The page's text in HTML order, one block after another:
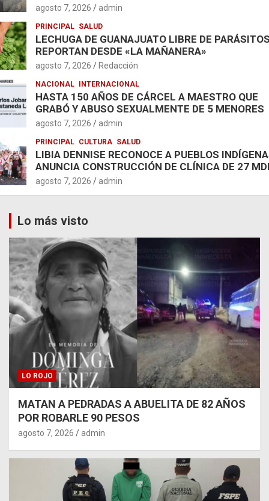
agosto 7, 2026 admin
PRINCIPAL SALUD
LECHUGA DE GUANAJUATO LIBRE DE
REPORTAN DESDE «LA MAÑANERA»
agosto 7, 2026 Redacción
NACIONAL INTERNACIONAL
HASTA 150 AÑOS DE CÁRCEL A MAESTRO QUE
GRABÓ Y ABUSO SEXUALMENTE DE 5 MENORES
agosto 7, 2026 admin
PRINCIPAL CULTURA SALUD
LIBIA DENNISE RECONOCE A PUEBLOS
ANUNCIA CONSTRUCCIÓN DE CLÍNICA DE 27
agosto 7, 2026 admin
Lo más visto
LO ROJO
MATAN A PEDRADAS A ABUELITA DE 82 AÑOS
POR ROBARLE 90 PESOS
agosto 7, 2026 admin